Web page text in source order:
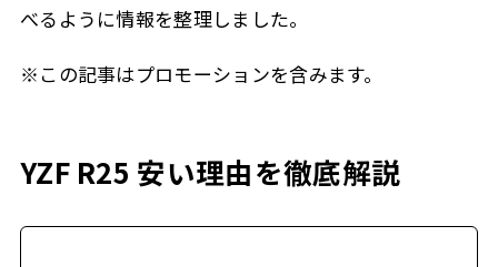
べるように情報を整理しました。
※この記事はプロモーションを含みます。
YZF R25 安い理由を徹底解説